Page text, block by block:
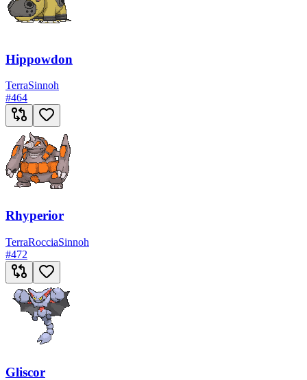
Hippowdon
TerraSinnoh
#464
Rhyperior
TerraRocciaSinnoh
#472
Gliscor